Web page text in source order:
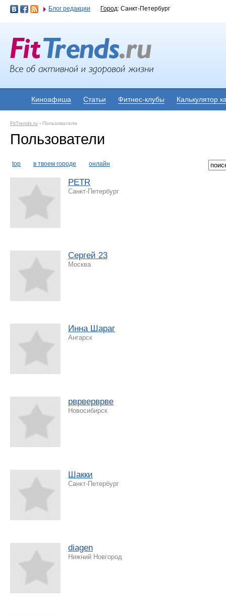
Блог редакции Город: Санкт-Петербург
Киноафиша Статьи Фитнес-клубы Калькулятор
FitTrends.ru › Пользователи
Пользователи
top в твоем городе онлайн
PETR
Санкт-Петербург
Cергей 23
Москва
Инна Шараг
Ангарск
рврверврве
Новосибирск
Шакки
Санкт-Петербург
diagen
Нижний Новгород